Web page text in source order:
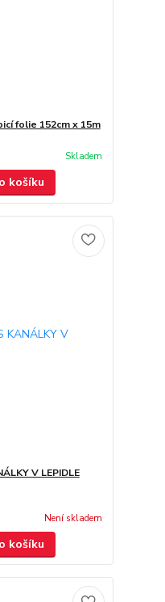
folie 152cm x 15m
Skladem
košíku
V LEPIDLE
Není skladem
košíku